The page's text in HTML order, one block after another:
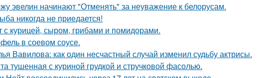
эвелин начинают "Отменять" за неуважение к белорусам.
никогда не приедается!
с курицей, сыром, грибами и помидорами.
в соевом соусе.
Вавилова: как один несчастный случай изменил судьбу актрисы.
тушенная с куриной грудкой и стручковой фасолью.